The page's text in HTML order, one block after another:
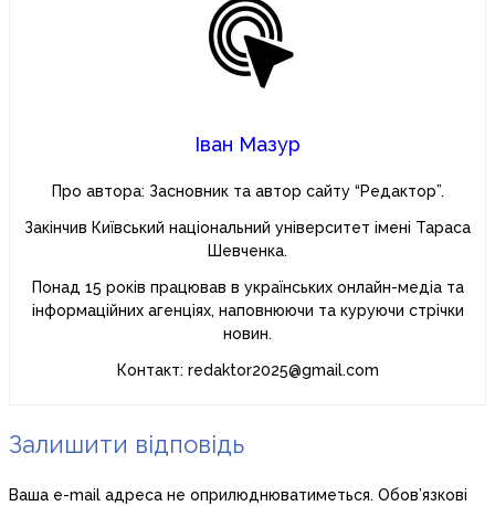
Іван Мазур
Про автора: Засновник та автор сайту “Редактор”.
Закінчив Київський національний університет імені Тараса
Шевченка.
Понад 15 років працював в українських онлайн-медіа та
інформаційних агенціях, наповнюючи та куруючи стрічки
новин.
Контакт: redaktor2025@gmail.com
Залишити відповідь
Ваша e-mail адреса не оприлюднюватиметься. Обов’язкові